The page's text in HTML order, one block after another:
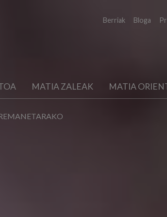
Berriak Bloga
MATIA ZALEAK MATIA